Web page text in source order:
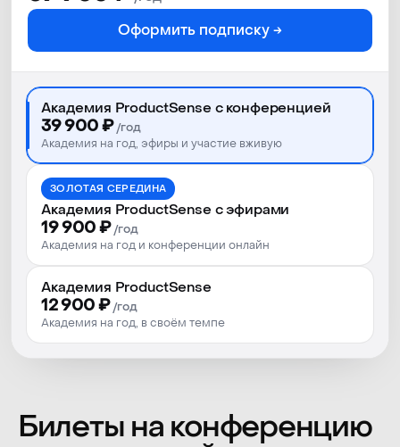
Академия ProductSense с конференцией
39 900 ₽ /год
Академия на год, эфиры и участие вживую
ЗОЛОТАЯ СЕРЕДИНА
Академия ProductSense с эфирами
19 900 ₽ /год
Академия на год и конференции онлайн
Академия ProductSense
12 900 ₽ /год
Академия на год, в своём темпе
Оформить подписку →
10−11 сентября 2026,
Москва
Онлайн-доступ к докладам
30+ часов контента
с 1 компьютера
Видеозаписи докладов
и мастер-классов
Онлайн- и офлайн-
пространство для общения
с участниками и
спикерами
Пакет участника
Кофе-брейки
Обеды
Вечеринка